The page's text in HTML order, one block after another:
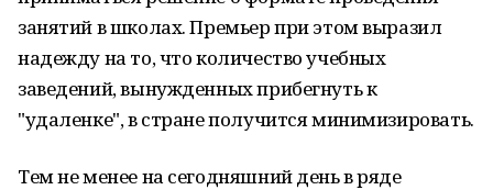
занятий в школах. Премьер при этом выразил
надежду на то, что количество учебных
заведений, вынужденных прибегнуть к
"удаленке", в стране получится минимизировать.
Тем не менее на сегодняшний день в ряде